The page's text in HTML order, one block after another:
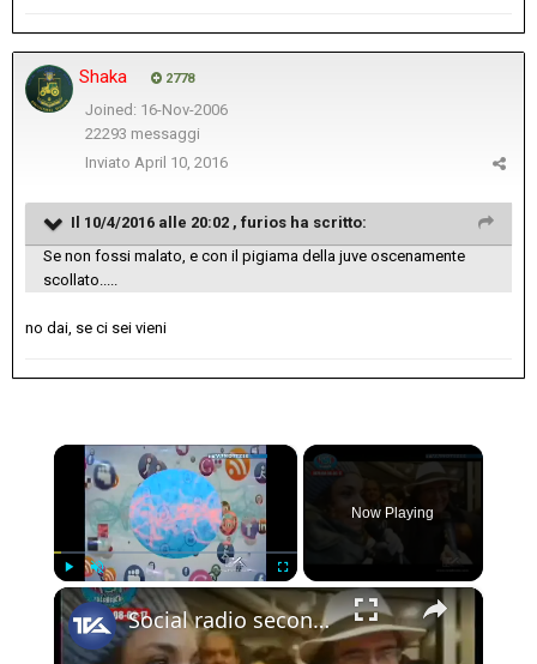
Shaka 2778
Joined: 16-Nov-2006
22293 messaggi
Inviato April 10, 2016
Il 10/4/2016 alle 20:02 , furios ha scritto:
Se non fossi malato, e con il pigiama della juve oscenamente
scollato.....
no dai, se ci sei vieni
×
Play Unmute Fullscreen
Now Playing
×
Social radio seconda puntata in diretta da Sanremo